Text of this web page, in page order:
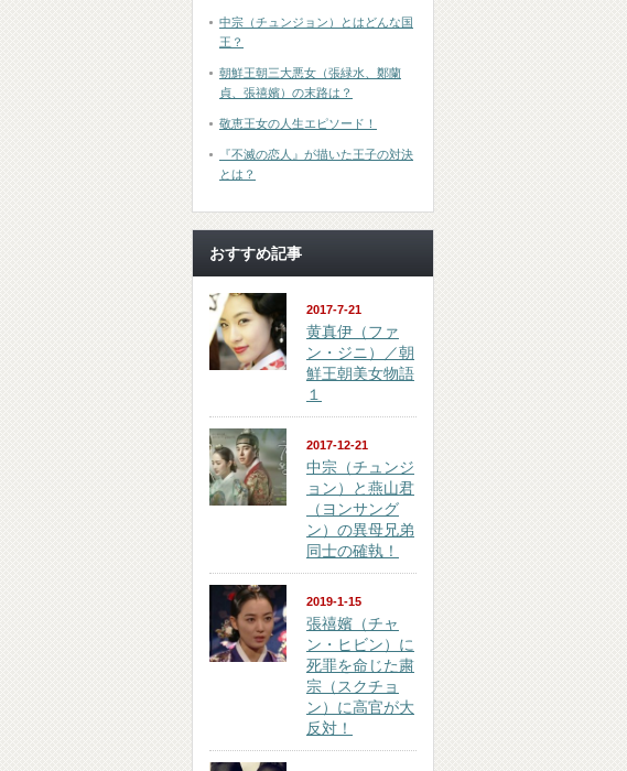
中宗（チュンジョン）とはどんな国
王？
朝鮮王朝三大悪女（張緑水、鄭蘭
貞、張禧嬪）の末路は？
敬恵王女の人生エピソード！
『不滅の恋人』が描いた王子の対決
とは？
おすすめ記事
2017-7-21
黄真伊（ファ
ン・ジニ）／朝
鮮王朝美女物語
１
2017-12-21
中宗（チュンジ
ョン）と燕山君
（ヨンサング
ン）の異母兄弟
同士の確執！
2019-1-15
張禧嬪（チャ
ン・ヒビン）に
死罪を命じた粛
宗（スクチョ
ン）に高官が大
反対！